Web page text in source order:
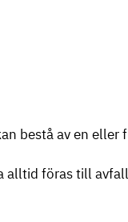
bestå av en eller
alltid föras till